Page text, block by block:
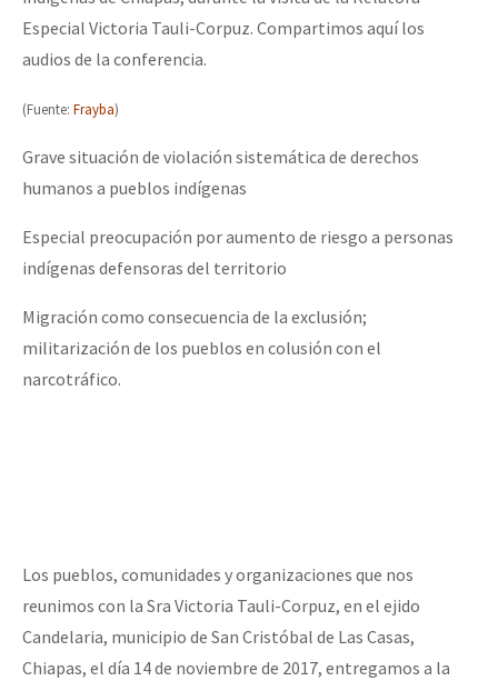
MULTIMEDIA
Audio
Video
Otras secciones
Semillero Guerra contra la Humanidad. (Las poblaciones y
la naturaleza bajo asedio)
Libros para descargar
Medios Libres
[25 abr – CDMX] Tokín por el CNI: 30 años de Resistencia y
Especial Victoria Tauli-Corpuz. Compartimos aquí los
audios de la conferencia.
(Fuente: Frayba)
Grave situación de violación sistemática de derechos
humanos a pueblos indígenas
Especial preocupación por aumento de riesgo a personas
indígenas defensoras del territorio
Migración como consecuencia de la exclusión;
militarización de los pueblos en colusión con el
narcotráfico.
Los pueblos, comunidades y organizaciones que nos
reunimos con la Sra Victoria Tauli-Corpuz, en el ejido
Candelaria, municipio de San Cristóbal de Las Casas,
Chiapas, el día 14 de noviembre de 2017, entregamos a la